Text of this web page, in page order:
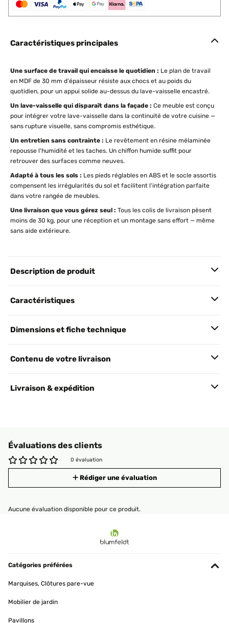
Caractéristiques principales
Une surface de travail qui encaisse le quotidien : Le plan de travail
en MDF de 30 mm d'épaisseur résiste aux chocs et au poids du
quotidien, pour un appui solide au-dessus du lave-vaisselle encastré.
Un lave-vaisselle qui disparaît dans la façade : Ce meuble est conçu
pour intégrer votre lave-vaisselle dans la continuité de votre cuisine —
sans rupture visuelle, sans compromis esthétique.
Un entretien sans contrainte : Le revêtement en résine mélaminée
repousse l'humidité et les taches. Un chiffon humide suffit pour
retrouver des surfaces comme neuves.
Adapté à tous les sols : Les pieds réglables en ABS et le socle assortis
compensent les irrégularités du sol et facilitent l'intégration parfaite
dans votre rangée de meubles.
Une livraison que vous gérez seul : Tous les colis de livraison pèsent
moins de 30 kg, pour une réception et un montage sans effort — même
sans aide extérieure.
Description de produit
Caractéristiques
Dimensions et fiche technique
Contenu de votre livraison
Livraison & expédition
Évaluations des clients
0 évaluation
Rédiger une évaluation
Aucune évaluation disponible pour ce produit.
Catégories préférées
Marquises, Clôtures pare-vue
Mobilier de jardin
Pavillons